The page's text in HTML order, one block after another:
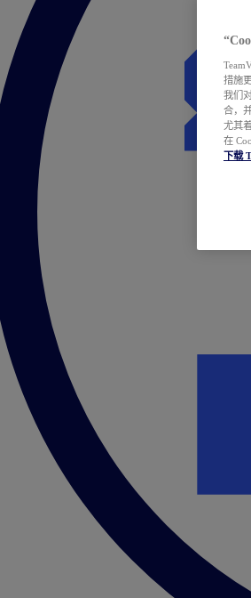
措施
我们
合，
尤其
在
下载